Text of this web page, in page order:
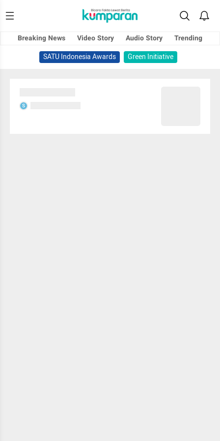
Breaking News Video Story Audio Story
Trending
SATU Indonesia Awards
Green Initiative
S